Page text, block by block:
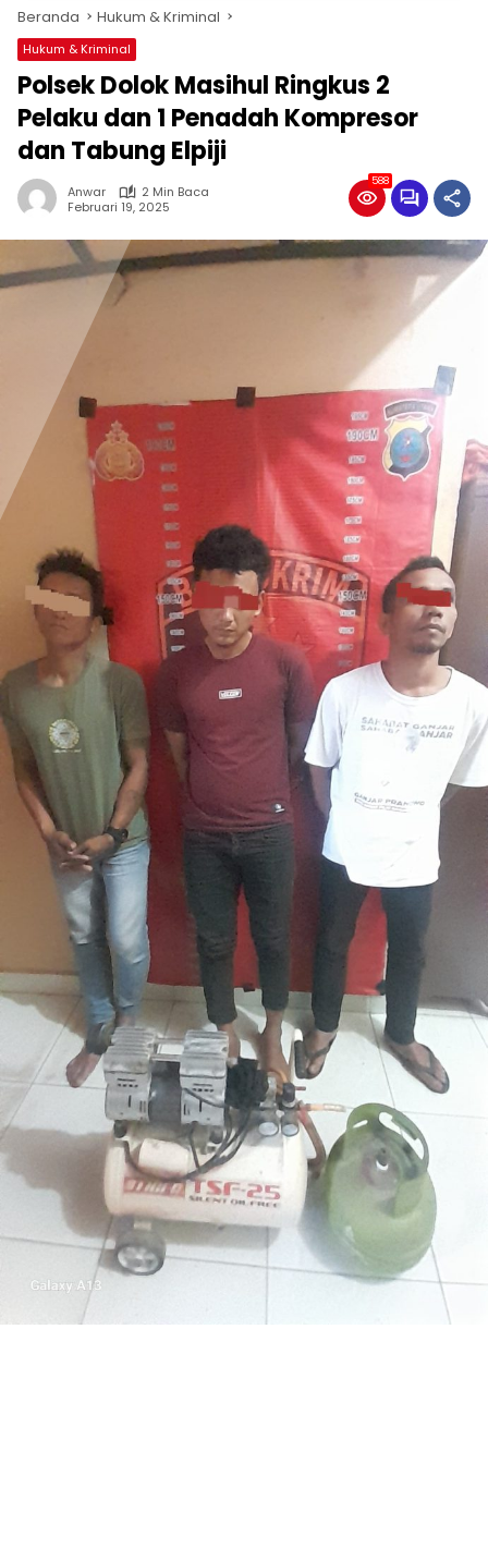
Beranda Hukum & Kriminal
Hukum & Kriminal
Polsek Dolok Masihul Ringkus 2
Pelaku dan 1 Penadah Kompresor
dan Tabung Elpiji
Anwar
2 Min Baca
Februari 19, 2025
588